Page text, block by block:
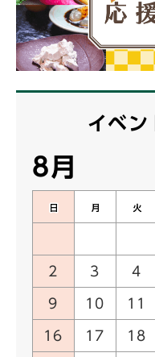
イベン
8月
2 3 4
9 10 11
16 17 18